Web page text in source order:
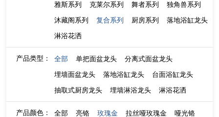
雅斯系列
克莱尔系列 舞者系列
独角兽系列
沐藏阁系列
复合系列 厨房系列
落地浴缸龙头
淋浴花洒
产品类型： 全部 单把面盆龙头
分离式面盆龙头
埋墙面盆龙头
落地浴缸龙头
台面浴缸龙头
抽取式厨房龙头
埋墙淋浴龙头 淋浴花洒
产品颜色： 全部 亮铬 玫瑰金 拉丝哑玫瑰金
哑光铬